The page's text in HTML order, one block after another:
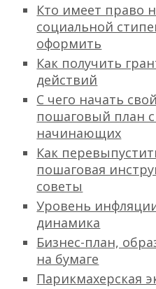
Кто имеет право
социальной
оформить
Как получить
действий
С чего начать
пошаговый план с
начинающих
Как
пошаговая
советы
Уровень
динамика
Бизнес-план,
на бумаге
Парикмахерская